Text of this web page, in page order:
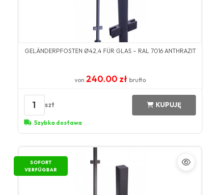
GELÄNDERPFOSTEN Ø42,4 FÜR GLAS – RAL 7016 ANTHRAZIT
von 240.00 zł brutto
1 szt KUPUJĘ
Szybka dostawa
SOFORT
VERFÜGBAR